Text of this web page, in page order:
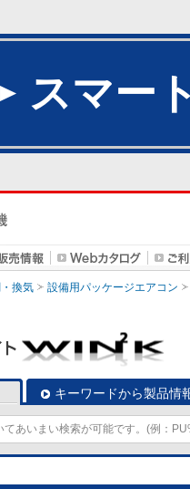
スマー
換気 設備用パッケージエアコン
キーワードから製品情